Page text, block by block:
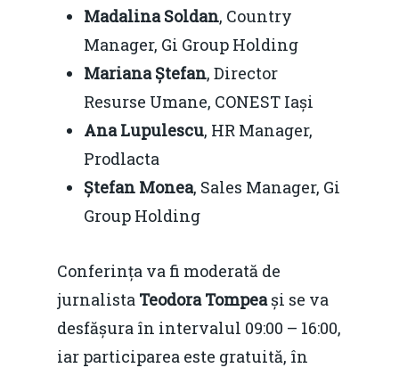
Madalina Soldan, Country
Manager, Gi Group Holding
Mariana Ștefan, Director
Resurse Umane, CONEST Iași
Ana Lupulescu, HR Manager,
Prodlacta
Ștefan Monea, Sales Manager, Gi
Group Holding
Conferința va fi moderată de
jurnalista Teodora Tompeași se va
desfășura în intervalul 09:00 – 16:00,
iar participarea este gratuită, în
Noutăți
Despre
Evenimente